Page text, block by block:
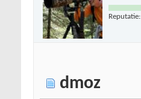
Reputatie:
dmoz